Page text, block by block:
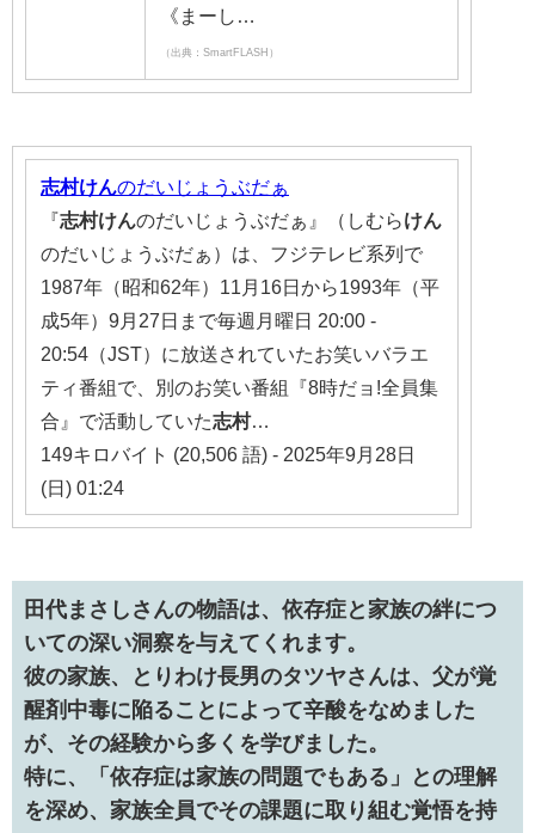
《まーし…
（出典：SmartFLASH）
志村けんのだいじょうぶだぁ
『志村けんのだいじょうぶだぁ』（しむらけん
のだいじょうぶだぁ）は、フジテレビ系列で
1987年（昭和62年）11月16日から1993年（平
成5年）9月27日まで毎週月曜日 20:00 -
20:54（JST）に放送されていたお笑いバラエ
ティ番組で、別のお笑い番組『8時だョ!全員集
合』で活動していた志村…
149キロバイト (20,506 語) - 2025年9月28日
(日) 01:24
田代まさしさんの物語は、依存症と家族の絆につ
いての深い洞察を与えてくれます。
彼の家族、とりわけ長男のタツヤさんは、父が覚
醒剤中毒に陥ることによって辛酸をなめました
が、その経験から多くを学びました。
特に、「依存症は家族の問題でもある」との理解
を深め、家族全員でその課題に取り組む覚悟を持